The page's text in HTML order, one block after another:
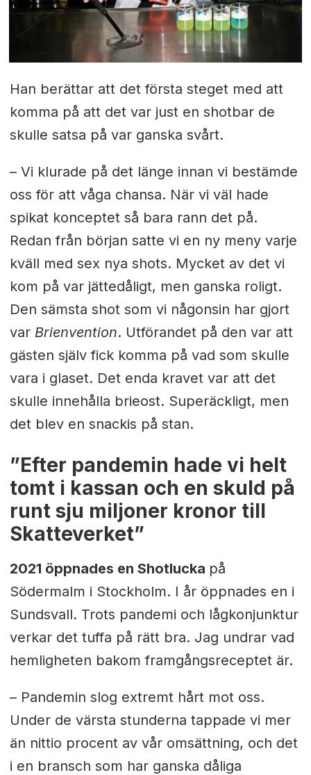
Han berättar att det första steget med att
komma på att det var just en shotbar de
skulle satsa på var ganska svårt.
– Vi klurade på det länge innan vi bestämde
oss för att våga chansa. När vi väl hade
spikat konceptet så bara rann det på.
Redan från början satte vi en ny meny varje
kväll med sex nya shots. Mycket av det vi
kom på var jättedåligt, men ganska roligt.
Den sämsta shot som vi någonsin har gjort
var Brienvention. Utförandet på den var att
gästen själv fick komma på vad som skulle
vara i glaset. Det enda kravet var att det
skulle innehålla brieost. Superäckligt, men
det blev en snackis på stan.
”Efter pandemin hade vi helt
tomt i kassan och en skuld på
runt sju miljoner kronor till
Skatteverket”
2021 öppnades en Shotlucka på
Södermalm i Stockholm. I år öppnades en i
Sundsvall. Trots pandemi och lågkonjunktur
verkar det tuffa på rätt bra. Jag undrar vad
hemligheten bakom framgångsreceptet är.
– Pandemin slog extremt hårt mot oss.
Under de värsta stunderna tappade vi mer
än nittio procent av vår omsättning, och det
i en bransch som har ganska dåliga